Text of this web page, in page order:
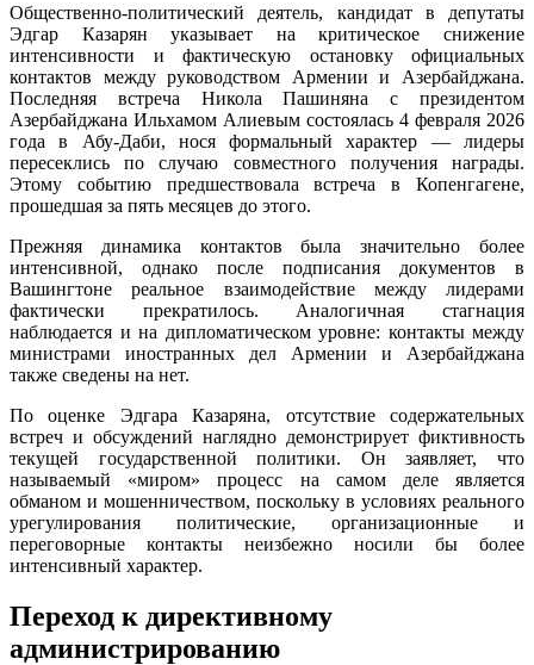
Общественно-политический деятель, кандидат в депутаты
Эдгар Казарян указывает на критическое снижение
интенсивности и фактическую остановку официальных
контактов между руководством Армении и Азербайджана.
Последняя встреча Никола Пашиняна с президентом
Азербайджана Ильхамом Алиевым состоялась 4 февраля 2026
года в Абу-Даби, нося формальный характер — лидеры
пересеклись по случаю совместного получения награды.
Этому событию предшествовала встреча в Копенгагене,
прошедшая за пять месяцев до этого.
Прежняя динамика контактов была значительно более
интенсивной, однако после подписания документов в
Вашингтоне реальное взаимодействие между лидерами
фактически прекратилось. Аналогичная стагнация
наблюдается и на дипломатическом уровне: контакты между
министрами иностранных дел Армении и Азербайджана
также сведены на нет.
По оценке Эдгара Казаряна, отсутствие содержательных
встреч и обсуждений наглядно демонстрирует фиктивность
текущей государственной политики. Он заявляет, что
называемый «миром» процесс на самом деле является
обманом и мошенничеством, поскольку в условиях реального
урегулирования политические, организационные и
переговорные контакты неизбежно носили бы более
интенсивный характер.
Переход к директивному
администрированию